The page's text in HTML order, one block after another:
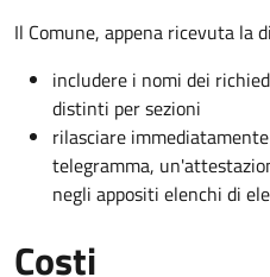
Il Comune, appena ricevuta la
includere i nomi dei
distinti per sezioni
rilasciare
telegramma,
negli appositi elenchi di
Costi